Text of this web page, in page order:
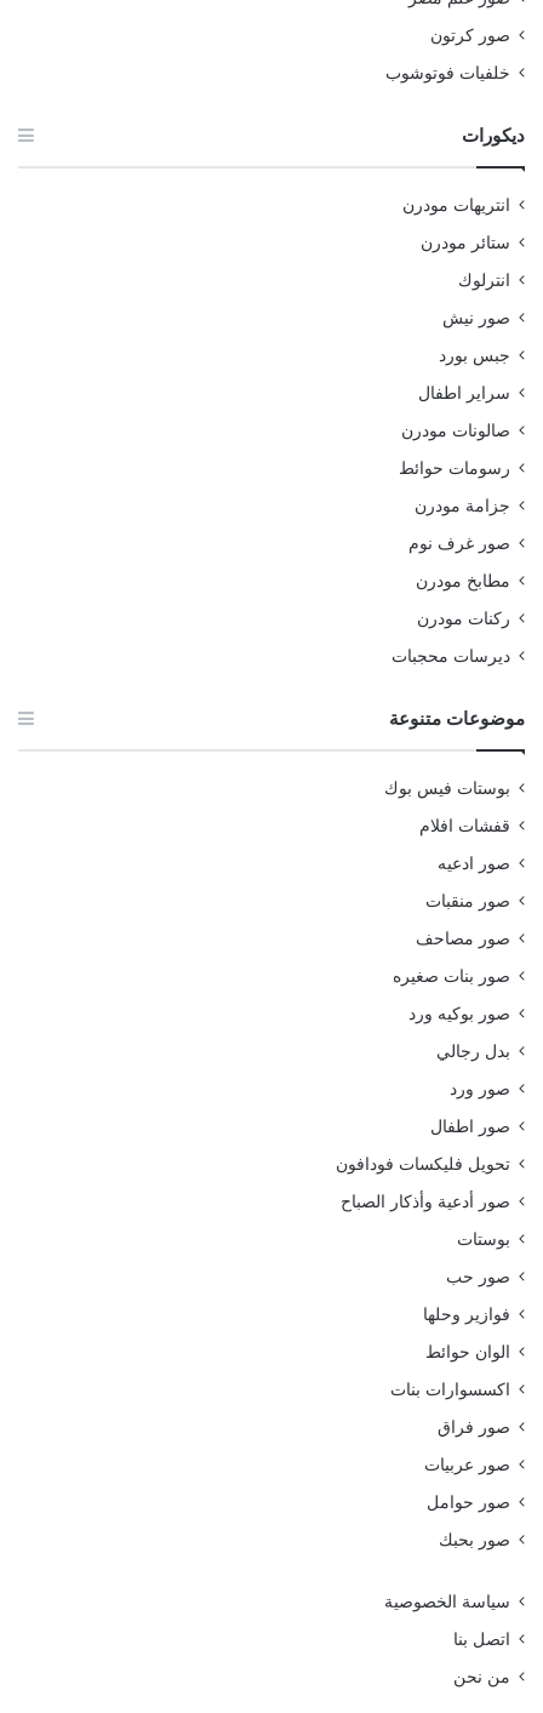
صور كرتون
خلفيات فوتوشوب
ديكورات
انتريهات مودرن
ستائر مودرن
انترلوك
صور نيش
جبس بورد
سراير اطفال
صالونات مودرن
رسومات حوائط
جزامة مودرن
صور غرف نوم
مطابخ مودرن
ركنات مودرن
ديرسات محجبات
موضوعات متنوعة
بوستات فيس بوك
قفشات افلام
صور ادعيه
صور منقبات
صور مصاحف
صور بنات صغيره
صور بوكيه ورد
بدل رجالي
صور ورد
صور اطفال
تحويل فليكسات فودافون
صور أدعية وأذكار الصباح
بوستات
صور حب
فوازير وحلها
الوان حوائط
اكسسوارات بنات
صور فراق
صور عربيات
صور حوامل
صور بحبك
سياسة الخصوصية
اتصل بنا
من نحن